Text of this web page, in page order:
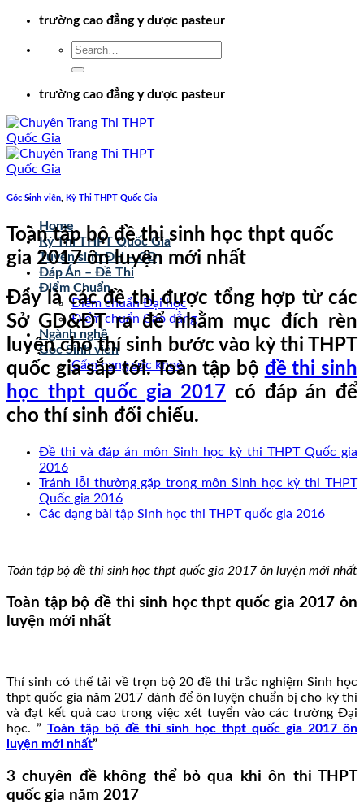
Chuyểntrường cao đẳng y dược pasteur
trường cao đẳng y dược pasteur
Home
Kỳ Thi THPT Quốc Gia
Tuyển sinh ĐH – CĐ
Đáp Án – Đề Thi
Điểm Chuẩn
Điểm chuẩn Đại học
Điểm chuẩn Cao đẳng
Ngành nghề
Góc Sinh viên
Cẩm nang sức khoẻ
Góc Sinh viên Kỳ Thi THPT Quốc Gia
Toàn tập bộ đề thi sinh học thpt quốc
gia 2017 ôn luyện mới nhất
Đây là các đề thi được tổng hợp từ các
Sở GD&ĐT ra để nhằm mục đích rèn
luyện cho thí sinh bước vào kỳ thi THPT
quốc gia sắp tới. Toàn tập bộ đề thi sinh
học thpt quốc gia 2017 có đáp án để
cho thí sinh đối chiếu.
Đề thi và đáp án môn Sinh học kỳ thi THPT Quốc gia
2016
Tránh lỗi thường gặp trong môn Sinh học kỳ thi THPT
Quốc gia 2016
Các dạng bài tập Sinh học thi THPT quốc gia 2016
Toàn tập bộ đề thi sinh học thpt quốc gia 2017 ôn luyện mới nhất
Toàn tập bộ đề thi sinh học thpt quốc gia 2017 ôn
luyện mới nhất
Thí sinh có thể tải về trọn bộ 20 đề thi trắc nghiệm Sinh học
thpt quốc gia năm 2017 dành để ôn luyện chuẩn bị cho kỳ thi
và đạt kết quả cao trong việc xét tuyển vào các trường Đại
học. ” Toàn tập bộ đề thi sinh học thpt quốc gia 2017 ôn
luyện mới nhất”
3 chuyên đề không thể bỏ qua khi ôn thi THPT
quốc gia năm 2017